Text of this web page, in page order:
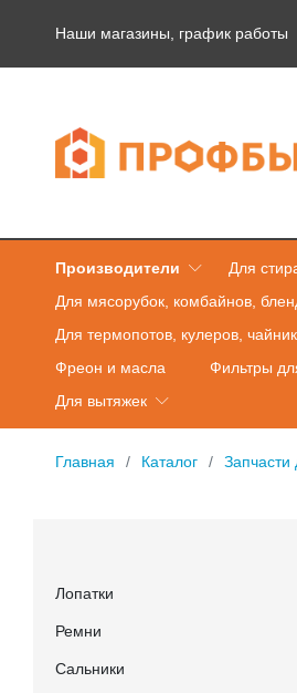
Наши магазины, график работы
Производители Для
Для мясорубок, комбайнов,
Для термопотов, кулеров,
Фреон и масла
Фильтры
Для вытяжек
Главная Каталог Запчасти
Лопатки
Ремни
Сальники